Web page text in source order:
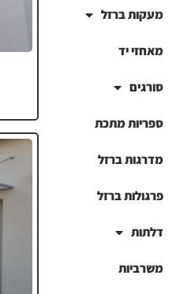
מעקות ברזל
מאחזי יד
סורגים
ספריות מתכת
מדרגות ברזל
פרגולות ברזל
דלתות
משרביות